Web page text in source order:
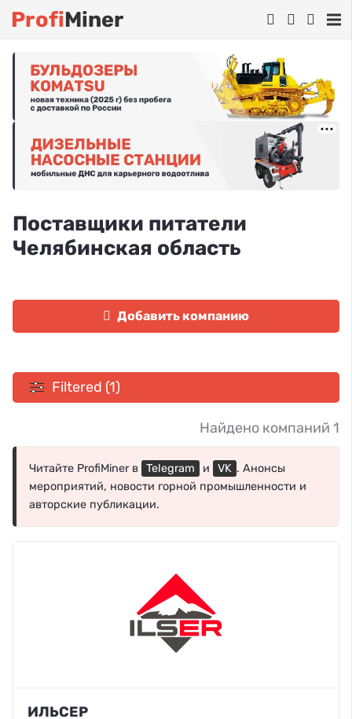
ProfiMiner
Поставщики питатели
Челябинская область
Добавить компанию
Filtered (1)
Найдено компаний 1
Читайте ProfiMiner в Telegram и VK . Анонсы
мероприятий, новости горной промышленности и
авторские публикации.
ИЛЬСЕР